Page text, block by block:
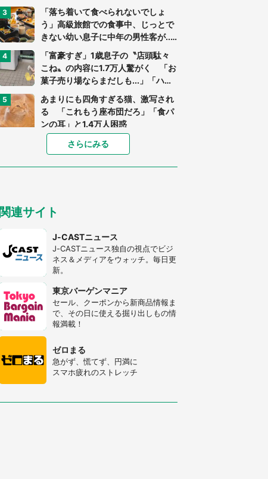
ま...」（茨城県・70代男性）
「落ち着いて食べられないでしょ
う」高級旅館での食事中、じっとで
きない幼い息子に中年の男性客が...
（東京都・40代男性）
「富豪すぎ」1歳息子の〝店頭駄々
こね〟の内容に1.7万人驚がく 「お
菓子売り場ならまだしも...」「ハー
あまりにも四角すぎる猫、激写され
る 「これもう座布団だろ」「食パ
ンの耳」と1.4万人困惑
家に〝デカい蛾〟が居座り続けて3
日間...ビビり続けた住人 判明した
〝まさかの正体〟に14万人も困惑
しないか、あなたはわかる？
「閉所恐怖症の私は新幹線で大パニ
ック。隣席の青年に『手を繋いで』
とお願いしたら...」 体験談に8万
人感動
梅田の地下街でベビーカーを押しつ
つ迷う私に、見知らぬおじいさんが
わざわざ声をかけてきて（兵庫県・
30代女性）
「ゾワゾワする」「本当に気持ち悪
い」 道端でバグっちゃってた〝野
生の野菜〟に6.5万人戦慄
さらにみる
関連サイト
J-CASTニュース
J-CASTニュース独自の視点でビジ
ネス＆メディアをウォッチ。毎日更
新。
東京バーゲンマニア
セール、クーポンから新商品情報ま
で、その日に使える掘り出しもの情
報満載！
ゼロまる
急がず、慌てず、円満に
スマホ疲れのストレッチ